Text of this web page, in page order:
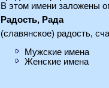
В этом имени заложены
Радость, Рада
(славянское) радость,
Мужские имена
Женские имена